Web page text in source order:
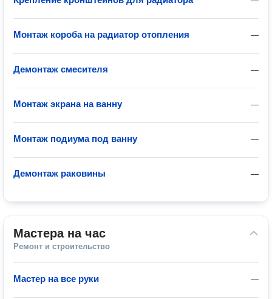
—
Монтаж короба на радиатор отопления
—
Демонтаж смесителя
—
Монтаж экрана на ванну
—
Монтаж подиума под ванну
—
Демонтаж раковины
Мастера на час
Ремонт и строительство
—
Мастер на все руки